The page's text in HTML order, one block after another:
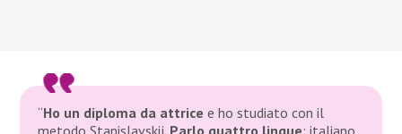
“Ho un diploma da attrice e ho studiato con il
metodo Stanislavskij. Parlo quattro lingue: italiano,